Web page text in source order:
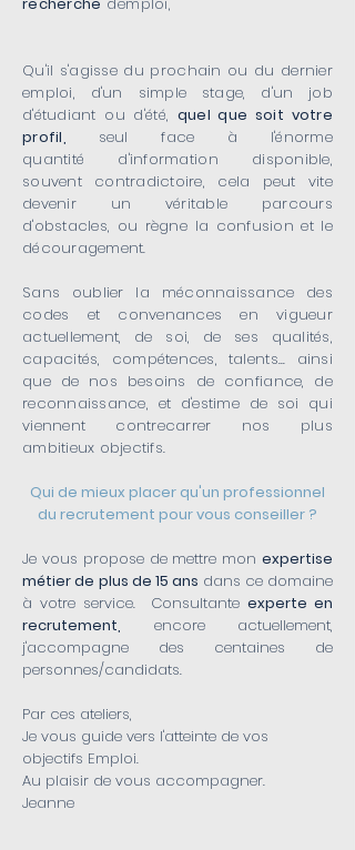
Qu'il s'agisse du prochain ou du dernier
emploi, d'un simple stage, d'un job
d'étudiant ou d'été, quel que soit votre
profil, seul face à l'énorme
quantité d'information disponible,
souvent contradictoire, cela peut vite
devenir un véritable parcours
d'obstacles, ou règne la confusion et le
découragement.
Sans oublier la méconnaissance des
codes et convenances en vigueur
actuellement, de soi, de ses qualités,
capacités, compétences, talents... ainsi
que de nos besoins de confiance, de
reconnaissance, et d'estime de soi qui
viennent contrecarrer nos plus
ambitieux objectifs.
Qui de mieux placer qu'un professionnel
du recrutement pour vous conseiller ?
Je vous propose de mettre mon expertise
métier de plus de 15 ans dans ce domaine
à votre service. Consultante experte en
recrutement, encore actuellement,
j'accompagne des centaines de
personnes/candidats.
Par ces ateliers,
Je vous guide vers l'atteinte de vos
objectifs Emploi.
Au plaisir de vous accompagner.
Jeanne